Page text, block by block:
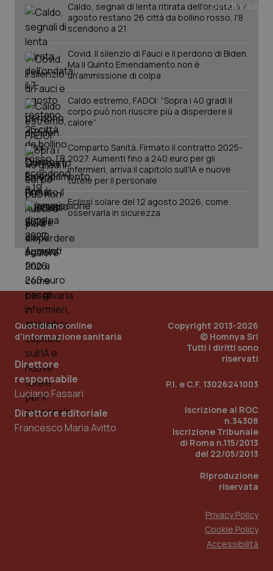
Caldo, segnali di lenta ritirata dell'ondata: il 7
agosto restano 26 città da bollino rosso, l'8
scendono a 21
Covid. Il silenzio di Fauci e il perdono di Biden.
Ma il Quinto Emendamento non è
un’ammissione di colpa
Caldo estremo, FADOI: “Sopra i 40 gradi il
corpo può non riuscire più a disperdere il
calore”
Comparto Sanità. Firmato il contratto 2025-
2027. Aumenti fino a 240 euro per gli
infermieri, arriva il capitolo sull'IA e nuove
tutele per il personale
Eclissi solare del 12 agosto 2026, come
osservarla in sicurezza
Quotidiano online
d'informazione sanitaria
Direttore
responsabile
Luciano Fassari
Direttore editoriale
Francesco Maria Avitto
Copyright 2013-2026
© Homnya Srl
Tutti i diritti sono
riservati
P.I. e C.F. 13026241003
Iscrizione al ROC
n.34308
Iscrizione Tribunale
di Roma n.115/2013
del 22/05/2013
Riproduzione
riservata
Privacy Policy
Cookie Policy
Accessibilità
_ga
Google LLC
.quotidianosanita.it
PHPSESSID
PHP.net
www.quotidianosanita.it
.quotidianosanita.it
1